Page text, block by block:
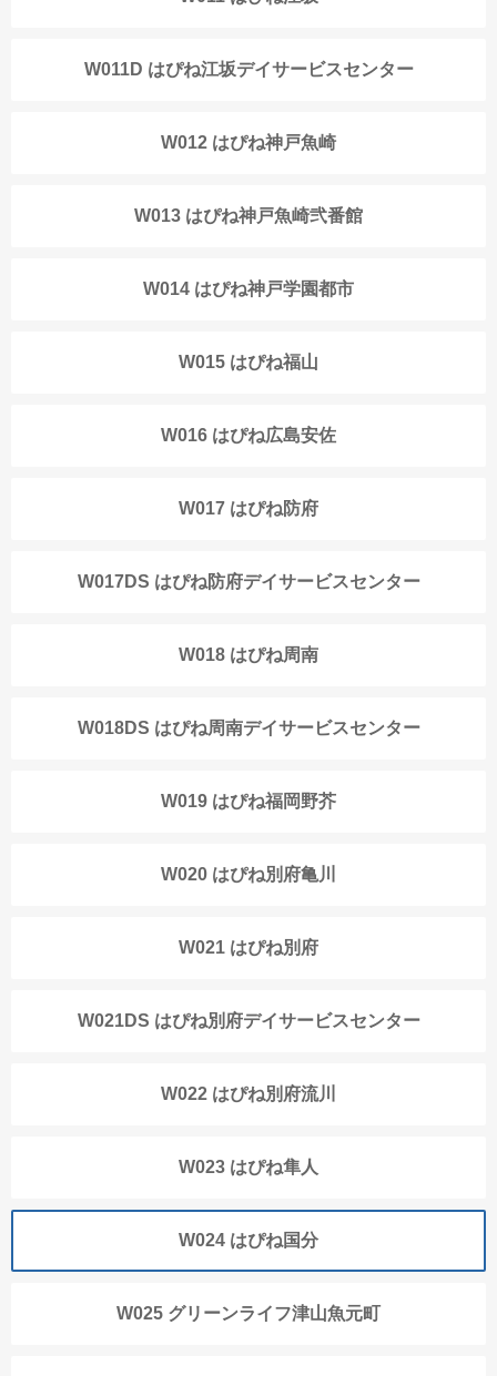
W011D はぴね江坂デイサービスセンター
W012 はぴね神戸魚崎
W013 はぴね神戸魚崎弐番館
W014 はぴね神戸学園都市
W015 はぴね福山
W016 はぴね広島安佐
W017 はぴね防府
W017DS はぴね防府デイサービスセンター
W018 はぴね周南
W018DS はぴね周南デイサービスセンター
W019 はぴね福岡野芥
W020 はぴね別府亀川
W021 はぴね別府
W021DS はぴね別府デイサービスセンター
W022 はぴね別府流川
W023 はぴね隼人
W024 はぴね国分
W025 グリーンライフ津山魚元町